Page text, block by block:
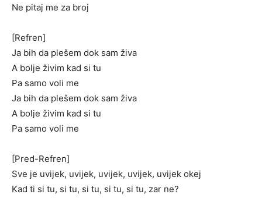
Ne pitaj me za broj
[Refren]
Ja bih da plešem dok sam živa
A bolje živim kad si tu
Pa samo voli me
Ja bih da plešem dok sam živa
A bolje živim kad si tu
Pa samo voli me
[Pred-Refren]
Sve je uvijek, uvijek, uvijek, uvijek, uvijek okej
Kad ti si tu, si tu, si tu, si tu, si tu, zar ne?